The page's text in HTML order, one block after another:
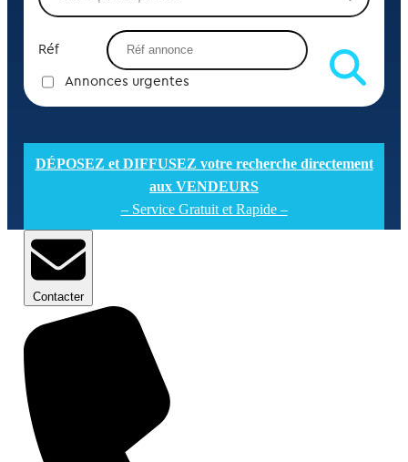
Réf
Annonces urgentes
DÉPOSEZ et DIFFUSEZ votre recherche directement
aux VENDEURS
– Service Gratuit et Rapide –
Contacter